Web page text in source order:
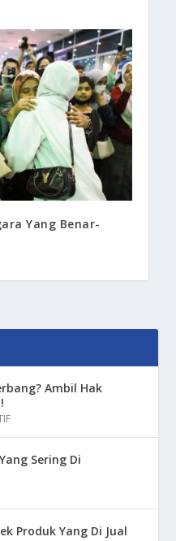
Yang Benar-
Ambil Hak
Sering Di
Produk Yang Di Jual